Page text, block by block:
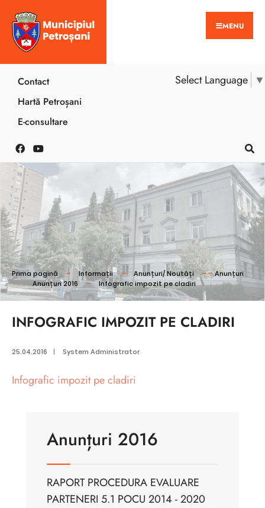
MENU
Select Language ▼
Contact
Hartă Petroșani
E-consultare
Prima pagină Informații Anunțuri/ Noutăți
Anunțuri
Anunțuri 2016
Infografic impozit pe cladiri
INFOGRAFIC IMPOZIT PE CLADIRI
25.04.2016 | System Administrator
Infografic impozit pe cladiri
Anunțuri 2016
RAPORT PROCEDURA EVALUARE
PARTENERI 5.1 POCU 2014 - 2020